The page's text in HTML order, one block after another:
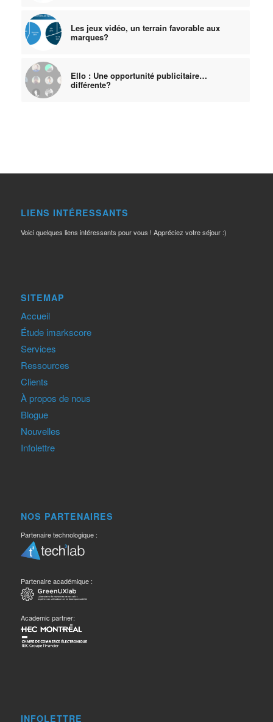
Les jeux vidéo, un terrain favorable aux
marques?
Ello : Une opportunité publicitaire…
différente?
LIENS INTÉRESSANTS
Voici quelques liens intéressants pour vous ! Appréciez votre séjour :)
SITEMAP
Accueil
Étude imarkscore
Services
Ressources
Clients
À propos de nous
Blogue
Nouvelles
Infolettre
NOS PARTENAIRES
Partenaire technologique :
Partenaire académique :
Academic partner:
INFOLETTRE